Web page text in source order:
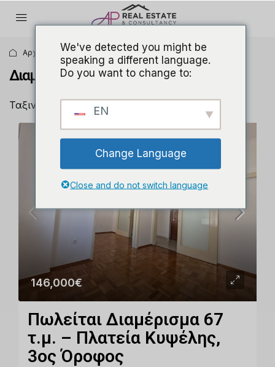
Αρχική σελίδα Κατοικία Διαμέρισμα
Διαμέρισμα
Ταξινόμηση: Προεπιλεγμένη σειρά
146,000€
Πωλείται Διαμέρισμα 67
τ.μ. – Πλατεία Κυψέλης,
3ος Όροφος
We've detected you might be
speaking a different language.
Do you want to change to:
EN
Change Language
Close and do not switch language